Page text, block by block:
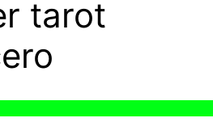
tarot